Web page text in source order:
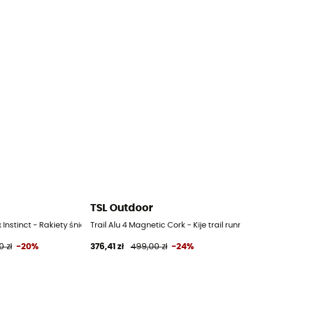
Instinct - Rakiety śnieżne
zł -20%
TSL Outdoor
Trail Alu 4 Magnetic Cork - Kije trail running
376,41 zł 499,00 zł -24%